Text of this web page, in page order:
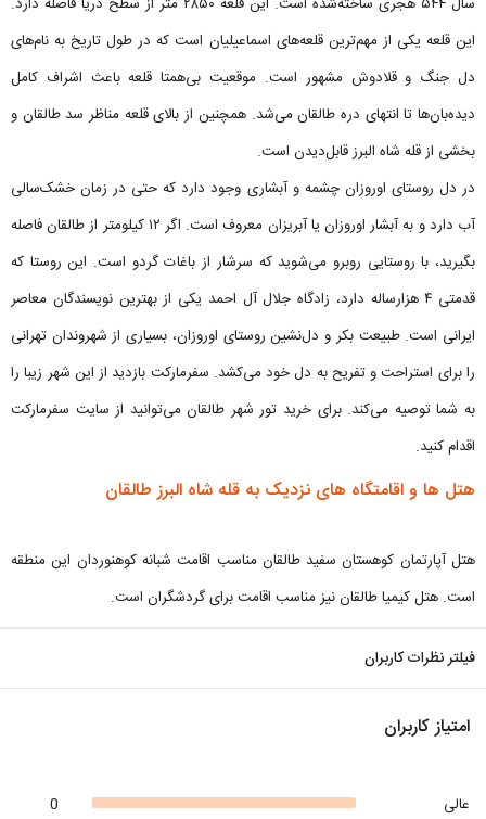
این قلعه یکی از مهم‌ترین قلعه‌های اسماعیلیان است که در طول تاریخ به نام‌های
دل جنگ و قلادوش مشهور است. موقعیت بی‌همتا قلعه باعث اشراف کامل
دیده‌بان‌ها تا انتهای دره طالقان می‌شد. همچنین از بالای قلعه مناظر سد طالقان و
بخشی از قله شاه البرز قابل‌دیدن است.
در دل روستای اوروزان چشمه و آبشاری وجود دارد که حتی در زمان خشک‌سالی
آب دارد و به آبشار اوروزان یا آبریزان معروف است. اگر ۱۲ کیلومتر از طالقان فاصله
بگیرید، با روستایی روبرو می‌شوید که سرشار از باغات گردو است. این روستا که
قدمتی ۴ هزارساله دارد، زادگاه جلال آل احمد یکی از بهترین نویسندگان معاصر
ایرانی است. طبیعت بکر و دل‌نشین روستای اوروزان، بسیاری از شهروندان تهرانی
را برای استراحت و تفریح به دل خود می‌کشد. سفرمارکت بازدید از این شهر زیبا را
به شما توصیه می‌کند. برای خرید تور شهر طالقان می‌توانید از سایت سفرمارکت
اقدام کنید.
هتل ها و اقامتگاه های نزدیک به قله شاه البرز طالقان
هتل آپارتمان کوهستان سفید طالقان مناسب اقامت شبانه کوهنوردان این منطقه
است. هتل کیمیا طالقان نیز مناسب اقامت برای گردشگران است.
فیلتر نظرات کاربران
امتیاز کاربران
0
عالی